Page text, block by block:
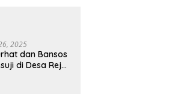
2025
dan Bansos
di Desa Rejo